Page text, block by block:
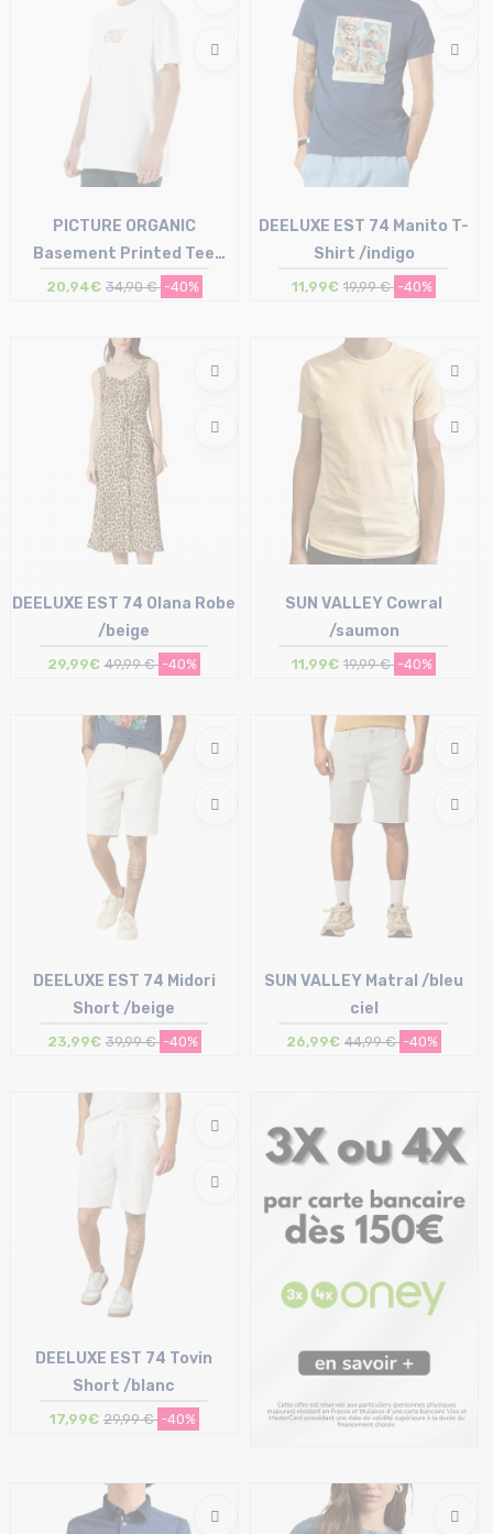
S | XL
PICTURE ORGANIC
Basement Printed Tee
/blanc
20,94€ 34,90 € -40%
M | XL | XXL
DEELUXE EST 74 Manito T-
Shirt /indigo
11,99€ 19,99 € -40%
XS | S
DEELUXE EST 74 Olana Robe
/beige
29,99€ 49,99 € -40%
M | L | XXL
SUN VALLEY Cowral
/saumon
11,99€ 19,99 € -40%
29 | 31 | 36
DEELUXE EST 74 Midori
Short /beige
23,99€ 39,99 € -40%
SUN VALLEY Matral /bleu
ciel
26,99€ 44,99 € -40%
M
DEELUXE EST 74 Tovin
Short /blanc
17,99€ 29,99 € -40%